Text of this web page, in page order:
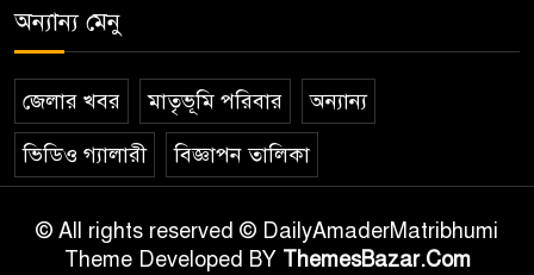
অন্যান্য মেনু
জেলার খবর মাতৃভূমি পরিবার অন্যান্য
ভিডিও গ্যালারী বিজ্ঞাপন তালিকা
© All rights reserved © DailyAmaderMatribhumi
Theme Developed BY ThemesBazar.Com